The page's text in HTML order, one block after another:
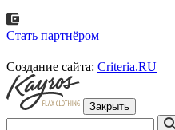
Стать партнёром
Создание сайта: Criteria.RU
Закрыть